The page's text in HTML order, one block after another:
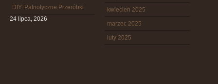
DIY: Patriotyczne Przeróbki
24 lipca, 2026
kwiecień 2025
marzec 2025
luty 2025